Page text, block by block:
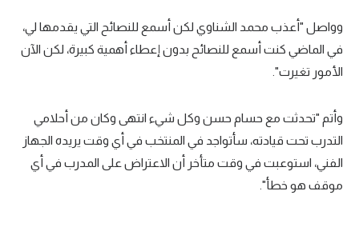
وواصل "أعذب محمد الشناوي لكن أسمع للنصائح التي يقدمها لي،
في الماضي كنت أسمع للنصائح بدون إعطاء أهمية كبيرة، لكن الآن
الأمور تغيرت".
وأتم "تحدثت مع حسام حسن وكل شيء انتهى وكان من أحلامي
التدرب تحت قيادته، سأتواجد في المنتخب في أي وقت يريده الجهاز
الفني، استوعبت في وقت متأخر أن الاعتراض على المدرب في أي
موقف هو خطأ".